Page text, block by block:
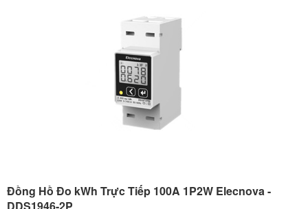
Đồng Hồ Đo kWh Trực Tiếp 100A 1P2W Elecnova -